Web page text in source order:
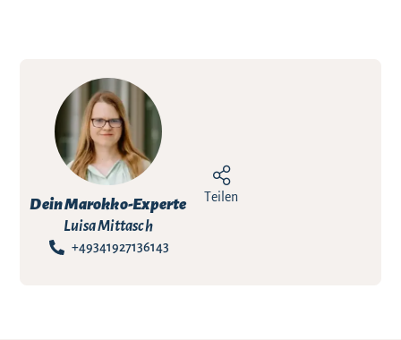
Dein Marokko-Experte
Luisa Mittasch
+49341927136143
Teilen